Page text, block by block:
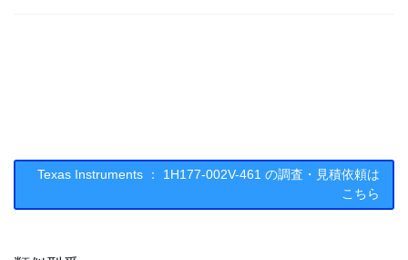
Texas Instruments ： 1H177-002V-461 の調査・見積依頼は
こちら